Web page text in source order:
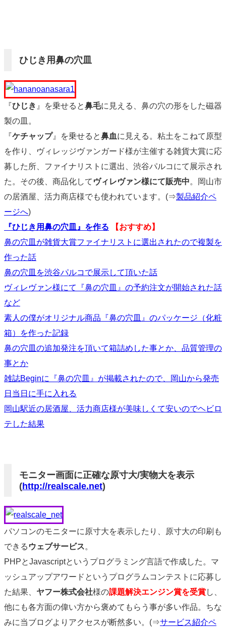
ひじき用鼻の穴皿
『ひじき 』を乗せると鼻毛に見える、鼻の穴の形をした磁器
製の皿。
『ケチャップ』を乗せると鼻血に見える。粘土をこねて原型
を作り、ヴィレッジヴァンガード様が主催する雑貨大賞に応
募した所、ファイナリストに選出、渋谷パルコにて展示され
た。その後、商品化して ヴィレヴァン様にて販売中。岡山市
の居酒屋、活力商店様でも使われています。(⇒製品紹介ペ
ージへ)
『ひじき用鼻の穴皿』を作る
【おすすめ】
鼻の穴皿が雑貨大賞ファイナリストに選出されたので複製を
作った話
鼻の穴皿を渋谷パルコで展示して頂いた話
ヴィレヴァン様にて『鼻の穴皿』の予約注文が開始された話
など
素人の僕がオリジナル商品『鼻の穴皿』のパッケージ（化粧
箱）を作った記録
鼻の穴皿の追加発注を頂いて箱詰めした事とか、品質管理の
事とか
雑誌Beginに『鼻の穴皿』が掲載されたので、岡山から発売
日当日に手に入れる
岡山駅近の居酒屋、活力商店様が美味しくて安いのでヘビロ
テした結果
モニター画面に正確な原寸大/実物大を表示
(http://realscale.net)
パソコンのモニターに原寸大を表示したり、原寸大の印刷も
できる ウェブサービス。
PHPとJavascriptというプログラミング言語で作成した。マ
ッシュアップアワードというプログラムコンテストに応募し
た結果、 ヤフー株式会社様の課題解決エンジン賞を受賞し、
他にも各方面の偉い方から褒めてもらう事が多い作品。ちな
みに当ブログよりアクセスが断然多い。(⇒サービス紹介ペ